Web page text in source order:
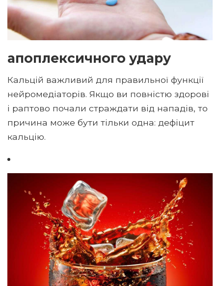
апоплексичного удару
Кальцій важливий для правильної функції
нейромедіаторів. Якщо ви повністю здорові
і раптово почали страждати від нападів, то
причина може бути тільки одна: дефіцит
кальцію.